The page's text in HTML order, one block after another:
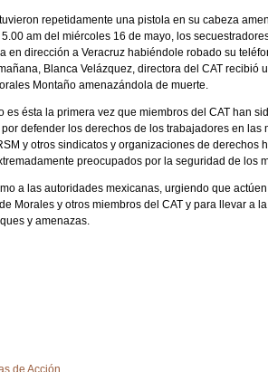
repetidamente una pistola en su cabeza
am del miércoles 16 de mayo, los
en dirección a Veracruz habiéndole robado su
Blanca Velázquez, directora del CAT recibió
Montaño amenazándola de muerte.
es ésta la primera vez que miembros del CAT han
defender los derechos de los trabajadores en las
y otros sindicatos y organizaciones de derechos
preocupados por la seguridad de los
a las autoridades mexicanas, urgiendo que
Morales y otros miembros del CAT y para llevar a
y amenazas.
de Acción